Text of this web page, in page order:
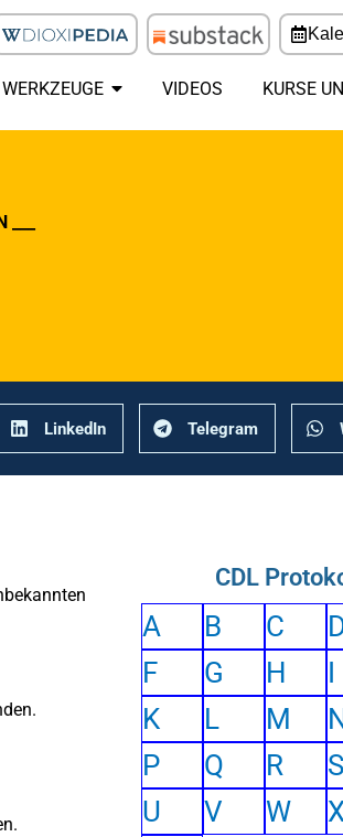
WERKZEUGE VIDEOS KURSE
LinkedIn Telegram
CDL
A B C
F
G H I
K
L M
P
Q R S
U
V W